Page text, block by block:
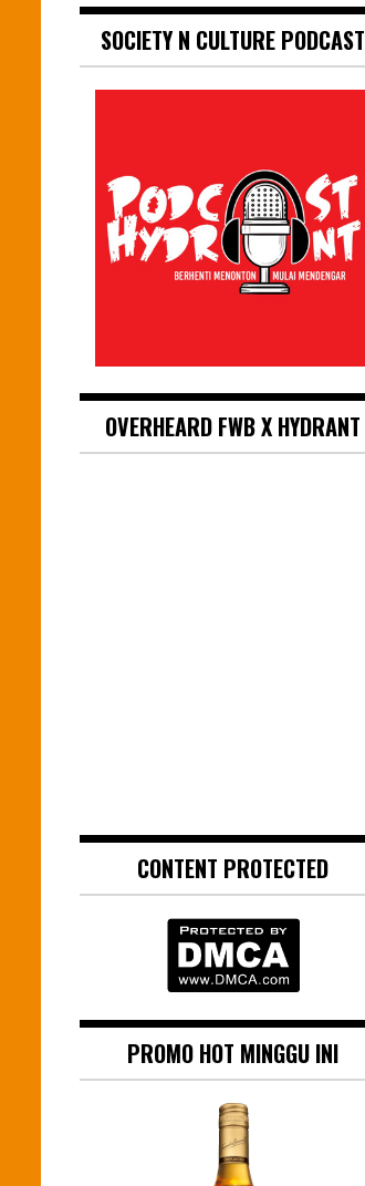
SOCIETY N CULTURE PODCAST
OVERHEARD FWB X HYDRANT
CONTENT PROTECTED
PROMO HOT MINGGU INI